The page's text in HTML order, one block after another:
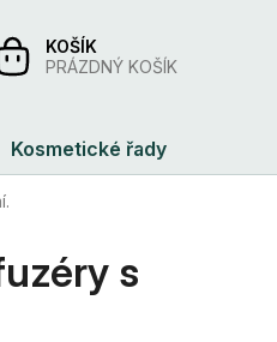
PRÁZDNÝ KOŠÍK
Kosmetické řady
s